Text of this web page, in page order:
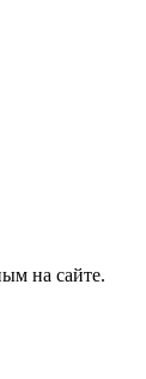
на сайте.